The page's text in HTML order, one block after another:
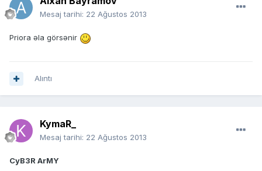
Mesaj tarihi: 22 Ağustos 2013
Priora əla görsənir
Alıntı
KymaR_
Mesaj tarihi: 22 Ağustos 2013
CyB3R ArMY